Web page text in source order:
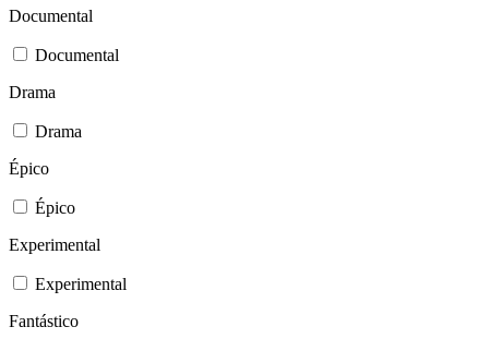
Documental
Documental
Drama
Drama
Épico
Épico
Experimental
Experimental
Fantástico